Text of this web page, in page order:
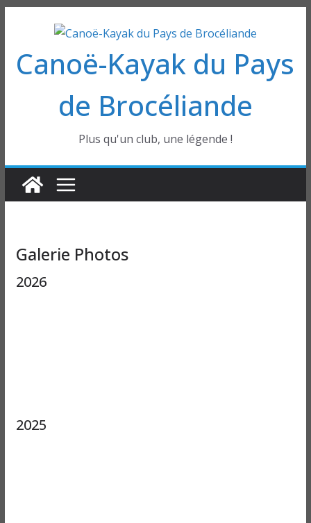
contenu
Canoë-Kayak du Pays
de Brocéliande
Plus qu'un club, une légende !
Galerie Photos
2026
2025